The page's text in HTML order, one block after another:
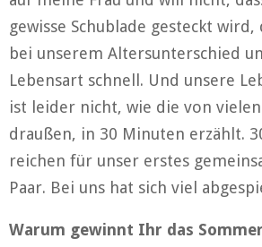
gewisse Schublade gesteckt
bei unserem Altersunterschied
Lebensart schnell. Und unsere
ist leider nicht, wie die von
draußen, in 30 Minuten erzählt.
reichen für unser erstes
Paar. Bei uns hat sich viel
Warum gewinnt Ihr das